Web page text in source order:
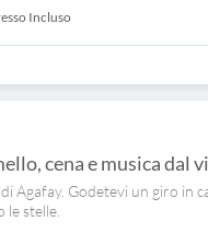
Incluso
cena e musica dal
Agafay. Godetevi un giro in
stelle.